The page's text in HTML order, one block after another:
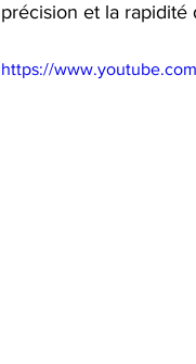
précision et la rapidité
https://